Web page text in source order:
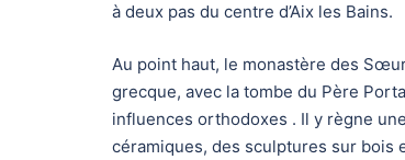
à deux pas du centre d’Aix les Bains.
Au point haut, le monastère des
grecque, avec la tombe du Père
influences orthodoxes . Il y règne
céramiques, des sculptures sur bois